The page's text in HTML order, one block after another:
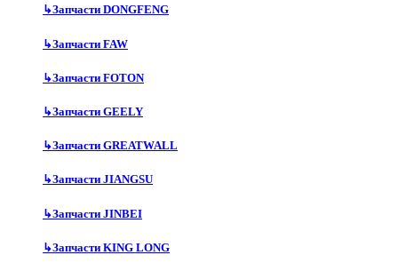
↳Запчасти DONGFENG
↳Запчасти FAW
↳Запчасти FOTON
↳Запчасти GEELY
↳Запчасти GREATWALL
↳Запчасти JIANGSU
↳Запчасти JINBEI
↳Запчасти KING LONG